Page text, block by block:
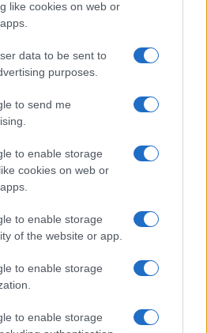
like cookies on web or
data to be sent to
purposes.
to send me
to enable storage
cookies on web or
to enable storage
of the website or app.
to enable storage
to enable storage
Petah Tikvánál,
Limasszolnál is
emellett a tengerentúli
ből is van megkeresése,
miatt is a
kerülő magyar
igencsak kecsegtető
a megszerzése
Tel Aviv